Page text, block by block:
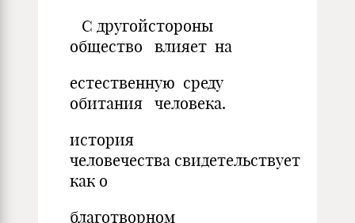
С другойстороны
общество влияет на
естественную среду
обитания человека.
история
человечества свидетельствует
как о
благотворном